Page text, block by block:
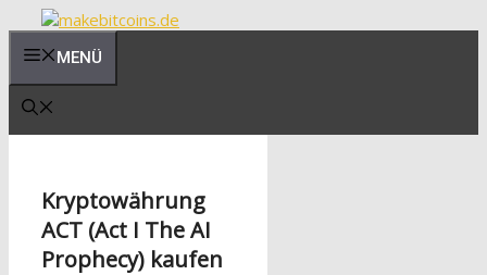
springenMENÜ
Kryptowährung
ACT (Act I The AI
Prophecy) kaufen